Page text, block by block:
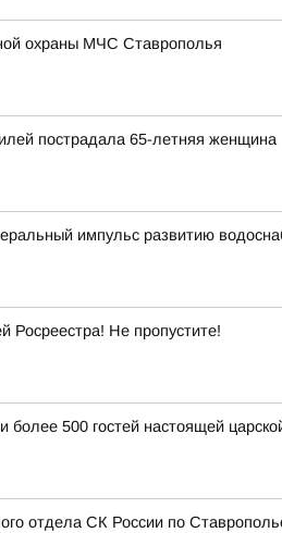
охраны МЧС Ставрополья
пострадала 65-летняя женщина
импульс развитию
Росреестра! Не пропустите!
500 гостей настоящей
отдела СК России по